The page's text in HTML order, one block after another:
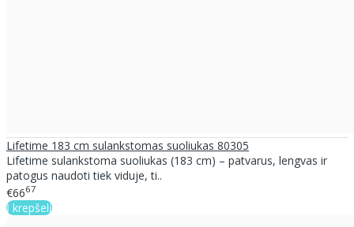
Lifetime 183 cm sulankstomas suoliukas 80305
Lifetime sulankstoma suoliukas (183 cm) – patvarus, lengvas ir
patogus naudoti tiek viduje, ti..
€6667
Į krepšelį